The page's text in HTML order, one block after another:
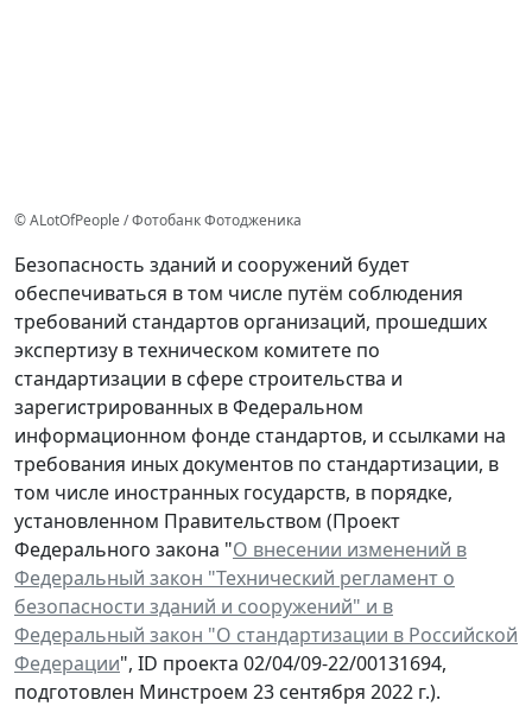
© ALotOfPeople / Фотобанк Фотодженика
Безопасность зданий и сооружений будет
обеспечиваться в том числе путём соблюдения
требований стандартов организаций, прошедших
экспертизу в техническом комитете по
стандартизации в сфере строительства и
зарегистрированных в Федеральном
информационном фонде стандартов, и ссылками на
требования иных документов по стандартизации, в
том числе иностранных государств, в порядке,
установленном Правительством (Проект
Федерального закона "О внесении изменений в
Федеральный закон "Технический регламент о
безопасности зданий и сооружений" и в
Федеральный закон "О стандартизации в Российской
Федерации", ID проекта 02/04/09-22/00131694,
подготовлен Минстроем 23 сентября 2022 г.).